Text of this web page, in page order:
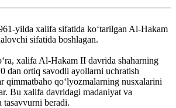
yilda xalifa sifatida koʻtarilgan Al-Hakam
sifatida boshlagan.
xalifa Al-Hakam II davrida shaharning
dan ortiq savodli ayollarni uchratish
qimmatbaho qoʻlyozmalarning nusxalarini
Bu xalifa davridagi madaniyat va
beradi.